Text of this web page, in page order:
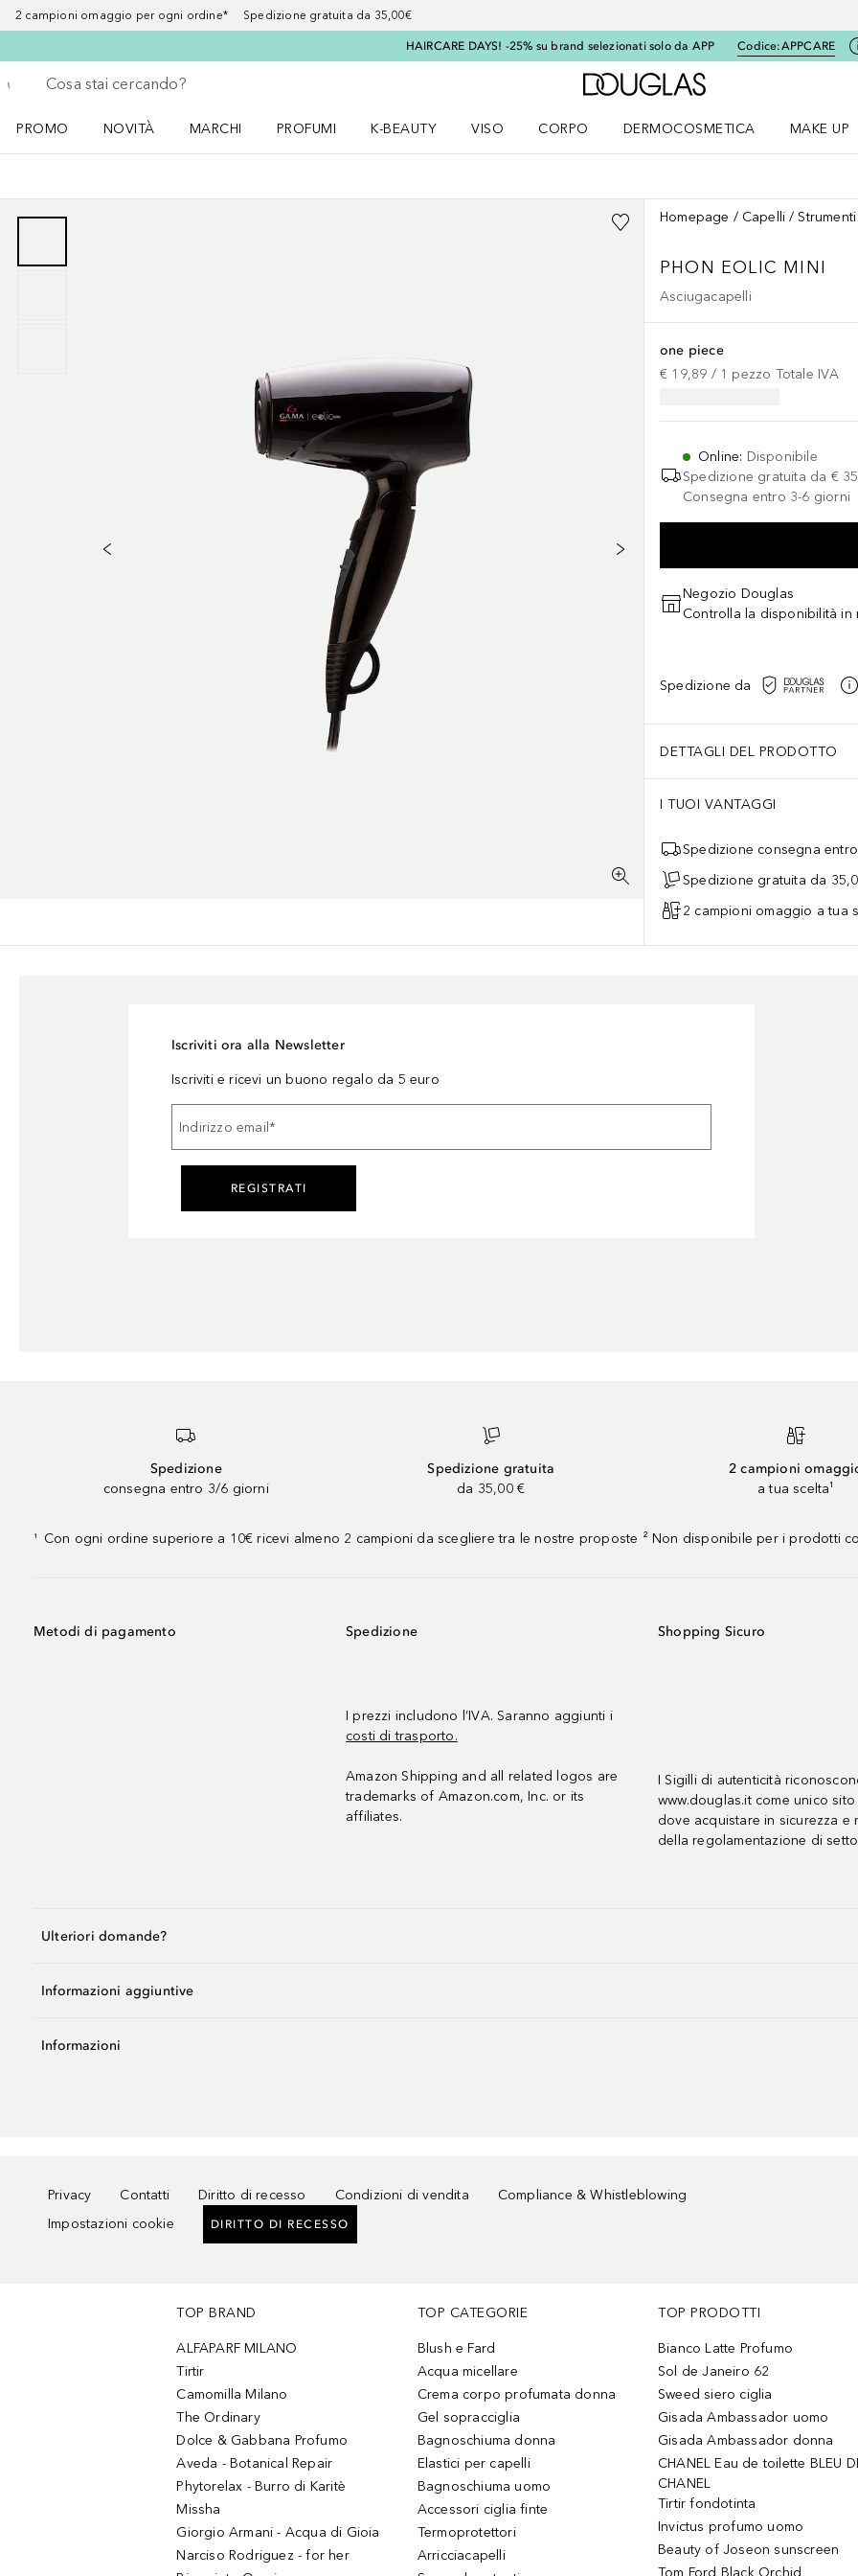
2 campioni omaggio per ogni ordine* Spedizione gratuita da 35,00€
HAIRCARE DAYS! -25% su brand selezionati solo da APP Codice:APPCARE
Torna indietro
Esegui ricerca
A Douglas Home
PROMO
NOVITÀ
MARCHI
PROFUMI
K-BEAUTY
VISO
CORPO
DERMOCOSMETICA
MAKE UP
Homepage Capelli
PHON EOLIC MINI
Asciugacapelli
one piece
€ 19,89 / 1 pezzo Totale IVA
Online: Disponibile
Spedizione gratuita da €
Consegna entro 3-6 giorni
Negozio Douglas
Controlla la disponibilità in
Spedizione da
DETTAGLI DEL PRODOTTO
I TUOI VANTAGGI
Spedizione consegna
Spedizione gratuita da
2 campioni omaggio a tua
Iscriviti ora alla Newsletter
Iscriviti e ricevi un buono regalo da 5 euro
Indirizzo email *
REGISTRATI
Spedizione
consegna entro 3/6 giorni
Spedizione gratuita
da 35,00 €
2 campioni
a tua scelta¹
¹ Con ogni ordine superiore a 10€ ricevi almeno 2 campioni da scegliere tra le nostre proposte ² Non disponibile per i prodotti
Metodi di pagamento Spedizione
I prezzi includono l’IVA. Saranno aggiunti i
costi di trasporto.
Amazon Shipping and all related logos are
trademarks of Amazon.com, Inc. or its
affiliates.
Shopping Sicuro
I Sigilli di autenticità
www.douglas.it come unico
dove acquistare in sicurezza e
della regolamentazione di
Ulteriori domande?
Informazioni aggiuntive
Informazioni
Privacy Contatti Diritto di recesso Condizioni di vendita
Compliance & Whistleblowing
Impostazioni cookie
DIRITTO DI RECESSO
TOP BRAND
ALFAPARF MILANO
Tirtir
Camomilla Milano
The Ordinary
Dolce & Gabbana Profumo
Aveda - Botanical Repair
Phytorelax - Burro di Karitè
Missha
Giorgio Armani - Acqua di Gioia
Narciso Rodriguez - for her
TOP CATEGORIE
Blush e Fard
Acqua micellare
Crema corpo profumata donna
Gel sopracciglia
Bagnoschiuma donna
Elastici per capelli
Bagnoschiuma uomo
Accessori ciglia finte
Termoprotettori
Arricciacapelli
TOP PRODOTTI
Bianco Latte Profumo
Sol de Janeiro 62
Sweed siero ciglia
Gisada Ambassador uomo
Gisada Ambassador donna
CHANEL Eau de toilette BLEU
CHANEL
Tirtir fondotinta
Invictus profumo uomo
Beauty of Joseon sunscreen
Tom Ford Black Orchid